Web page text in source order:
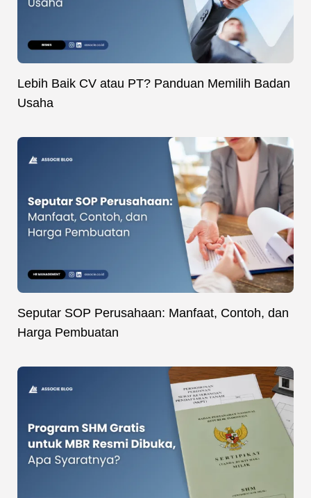
Lebih Baik CV atau PT? Panduan Memilih Badan
Usaha
Seputar SOP Perusahaan: Manfaat, Contoh, dan
Harga Pembuatan